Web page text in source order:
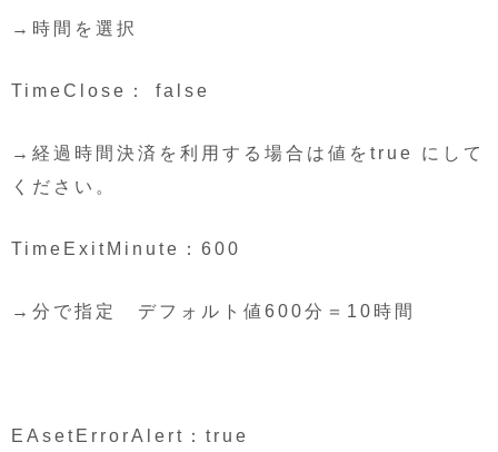
→時間を選択
TimeClose： false
→経過時間決済を利用する場合は値をtrue にして
ください。
TimeExitMinute：600
→分で指定 デフォルト値600分＝10時間
EAsetErrorAlert：true